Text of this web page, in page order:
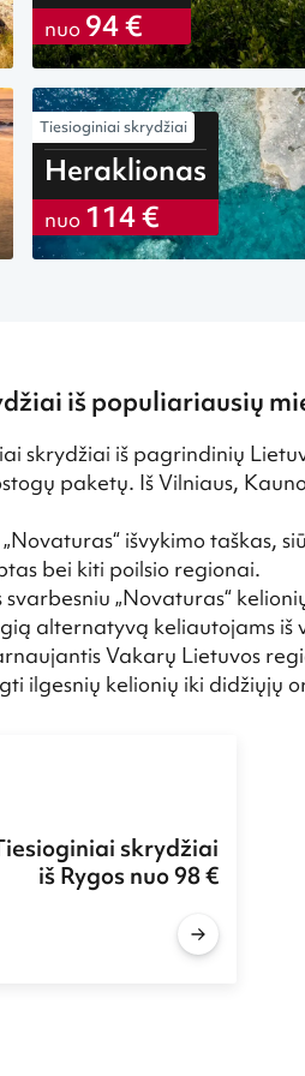
nuo 94 €
Tiesioginiai skrydžiai
iš Vilniaus
Heraklionas
nuo 114 €
iš populiariausių
skrydžiai iš pagrindinių
paketų. Iš Vilniaus,
išvykimo taškas,
bei kiti poilsio regionai.
„Novaturas“
alternatyvą keliautojams iš
Vakarų Lietuvos
ilgesnių kelionių iki didžiųjų
skrydžiai
iš Rygos nuo 98 €